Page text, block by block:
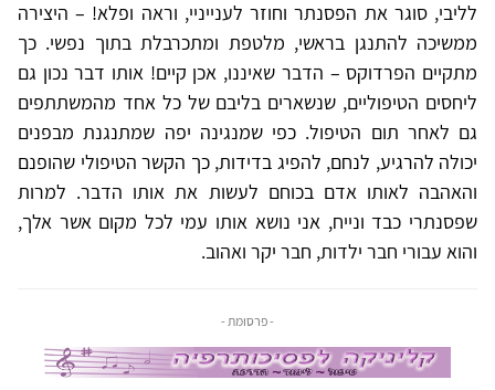
לליבי, סוגר את הפסנתר וחוזר לענייניי, וראה ופלא! – היצירה
ממשיכה להתנגן בראשי, מלטפת ומתכרבלת בתוך נפשי. כך
מתקיים הפרדוקס – הדבר שאיננו, אכן קיים! אותו דבר נכון גם
ליחסים הטיפוליים, שנשארים בליבם של כל אחד מהמשתתפים
גם לאחר תום הטיפול. כפי שמנגינה יפה שמתנגנת מבפנים
יכולה להרגיע, לנחם, להפיג בדידות, כך הקשר הטיפולי שהופנם
והאהבה לאותו אדם בכוחם לעשות את אותו הדבר. למרות
שפסנתרי כבד ונייח, אני נושא אותו עמי לכל מקום אשר אלך,
והוא עבורי חבר ילדות, חבר יקר ואהוב.
- פרסומת -